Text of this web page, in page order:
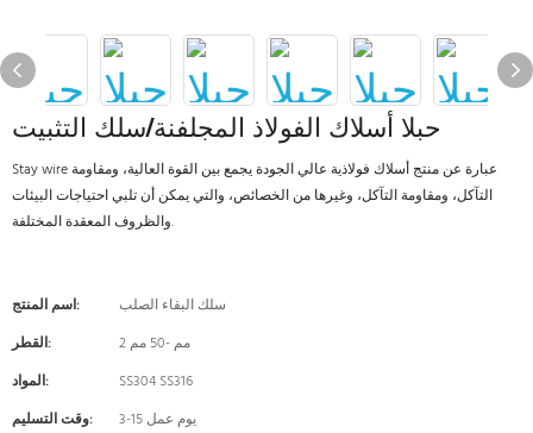
حبلا أسلاك الفولاذ المجلفنة/سلك التثبيت
Stay wire عبارة عن منتج أسلاك فولاذية عالي الجودة يجمع بين القوة العالية، ومقاومة
التآكل، ومقاومة التآكل، وغيرها من الخصائص، والتي يمكن أن تلبي احتياجات البيئات
والظروف المعقدة المختلفة.
اسم المنتج:
سلك البقاء الصلب
القطر:
2 مم -50 مم
المواد:
SS304 SS316
وقت التسليم:
3-15 يوم عمل